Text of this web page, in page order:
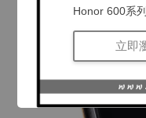
Honor 600系
立即